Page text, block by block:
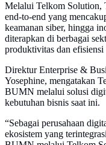
Melalui Telkom Solution,
end-to-end yang
keamanan siber, hingga
diterapkan di berbagai
produktivitas dan efisiensi
Direktur Enterprise &
Yosephine, mengatakan
BUMN melalui solusi
kebutuhan bisnis saat ini.
“Sebagai perusahaan
ekosistem yang